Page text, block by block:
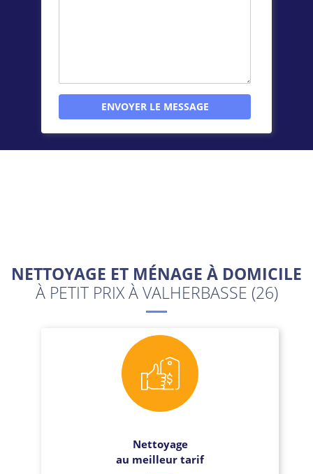
NETTOYAGE ET MÉNAGE À DOMICILE
À PETIT PRIX À VALHERBASSE (26)
Nettoyage
au meilleur tarif